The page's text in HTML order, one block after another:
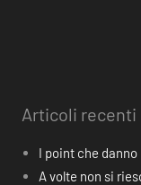
Articoli recenti
I point che
A volte non si